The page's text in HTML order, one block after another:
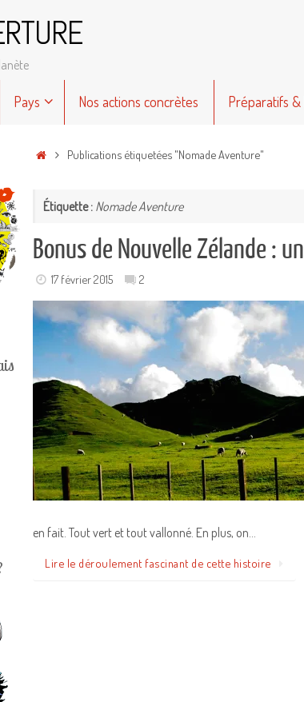
Pays Nos actions concrètes Préparatifs
AccueilPublications étiquetées "Nomade Aventure"
Étiquette : Nomade Aventure
Bonus de Nouvelle Zélande :
17 février 2015 2
en fait. Tout vert et tout vallonné. En plus, on…
Lire le déroulement fascinant de cette histoire